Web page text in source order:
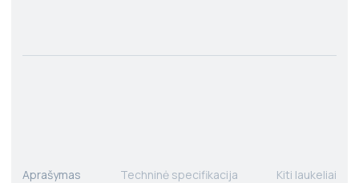
Aprašymas Techninė specifikacija Kiti laukeliai